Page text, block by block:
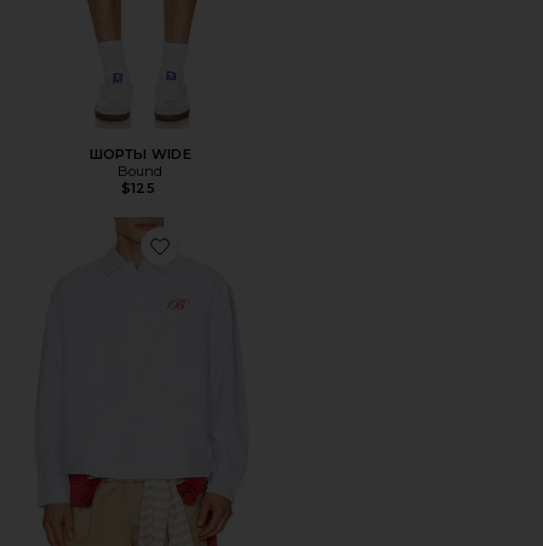
ШОРТЫ WIDE
Bound
$125
Favorite РУБАШКА OXFORD